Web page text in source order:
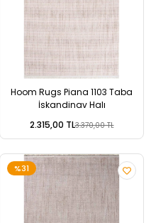
Hoom Rugs Piana 1103 Taba
İskandinav Halı
2.315,00 TL3.370,00 TL
%31